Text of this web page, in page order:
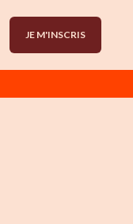
JE M'INSCRIS